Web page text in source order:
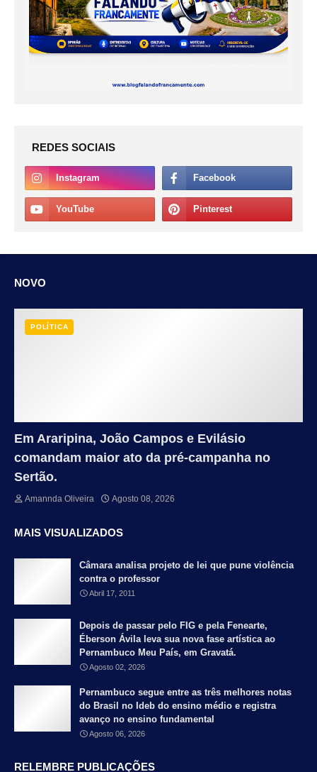
REDES SOCIAIS
NOVO
POLÍTICA
Em Araripina, João Campos e Evilásio
comandam maior ato da pré-campanha no
Sertão.
Amannda Oliveira Agosto 08, 2026
MAIS VISUALIZADOS
Câmara analisa projeto de lei que pune violência
contra o professor
Abril 17, 2011
Depois de passar pelo FIG e pela Fenearte,
Éberson Ávila leva sua nova fase artística ao
Pernambuco Meu País, em Gravatá.
Agosto 02, 2026
Pernambuco segue entre as três melhores notas
do Brasil no Ideb do ensino médio e registra
avanço no ensino fundamental
Agosto 06, 2026
RELEMBRE PUBLICAÇÕES